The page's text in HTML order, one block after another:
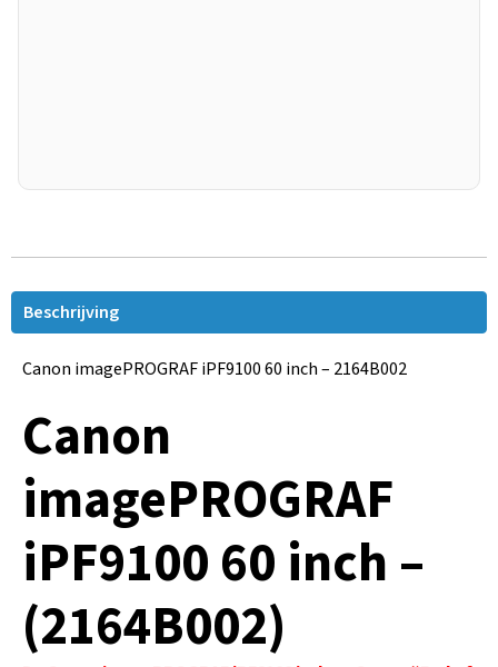
Beschrijving
Canon imagePROGRAF iPF9100 60 inch – 2164B002
Canon
imagePROGRAF
iPF9100 60 inch –
(2164B002)